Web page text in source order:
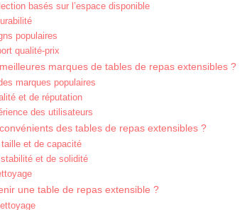
basés sur l’espace disponible
populaires
qualité-prix
marques de tables de repas extensibles ?
marques populaires
et de réputation
des utilisateurs
des tables de repas extensibles ?
et de capacité
et de solidité
une table de repas extensible ?